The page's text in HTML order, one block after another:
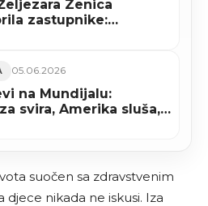
Zenica
zastupnike:
05.06.2026
na Mundijalu:
svira, Amerika sluša,
suočen sa zdravstvenim
nikada ne iskusi. Iza